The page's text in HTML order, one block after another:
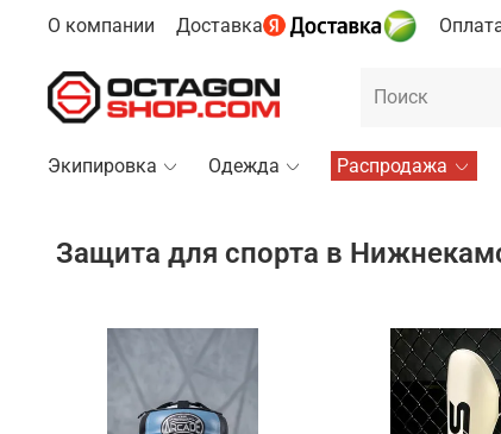
О компании Доставка
Экипировка Одежда Распродажа
Защита для спорта в